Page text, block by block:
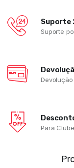
Suporte
Suporte
Para